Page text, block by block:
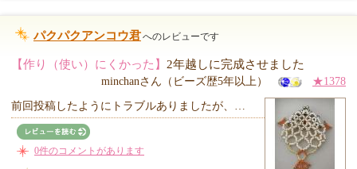
パクパクアンコウ君へのレビューです
【作り（使い）にくかった】 2年越しに完成させました
minchanさん（ビーズ歴5年以上） ★1378
前回投稿したようにトラブルありましたが、…
0件のコメントがあります